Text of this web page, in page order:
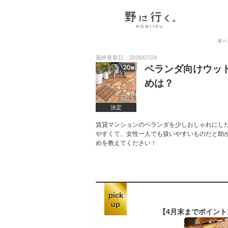
本
最終更新日：2026/07/24
決定
ベランダ向けウッ
めは？
賃貸マンションのベランダを少しおしゃれに
やすくて、女性一人でも扱いやすいものだと
めを教えてください！
pick
up